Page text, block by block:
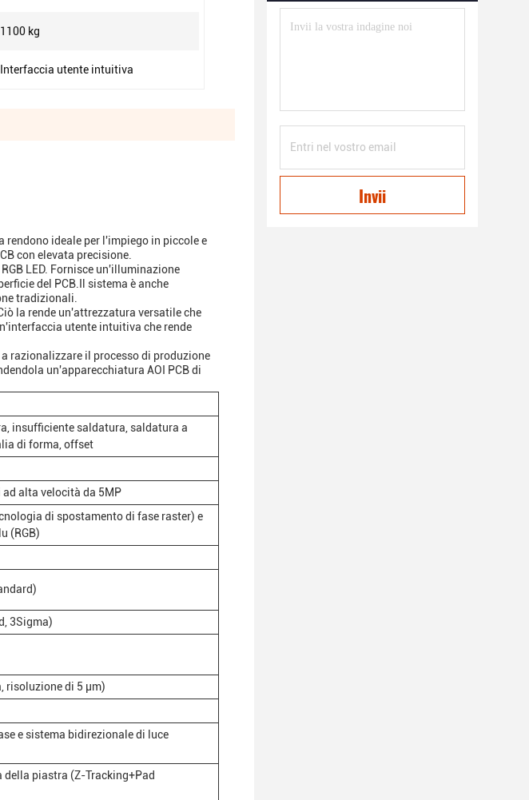
1100 kg
Interfaccia utente intuitiva
rendono ideale per l'impiego in piccole e
con elevata precisione.
LED. Fornisce un'illuminazione
del PCB.Il sistema è anche
tradizionali.
la rende un'attrezzatura versatile che
utente intuitiva che rende
razionalizzare il processo di produzione
un'apparecchiatura AOI PCB di
insufficiente saldatura, saldatura a
di forma, offset
alta velocità da 5MP
di spostamento di fase raster) e
(RGB)
3Sigma)
risoluzione di 5 μm)
e sistema bidirezionale di luce
piastra (Z-Tracking+Pad
Invii